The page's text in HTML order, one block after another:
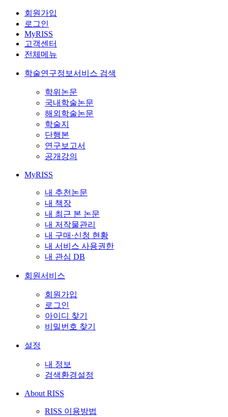
회원가입
로그인
MyRISS
고객센터
전체메뉴
학술연구정보서비스 검색
학위논문
국내학술논문
해외학술논문
학술지
단행본
연구보고서
공개강의
MyRISS
내 추천논문
내 책장
내 최근 본 논문
내 저작물관리
내 구매·신청 현황
내 서비스 사용권한
내 관심 DB
회원서비스
회원가입
로그인
아이디 찾기
비밀번호 찾기
설정
내 정보
검색환경설정
About RISS
RISS 이용방법